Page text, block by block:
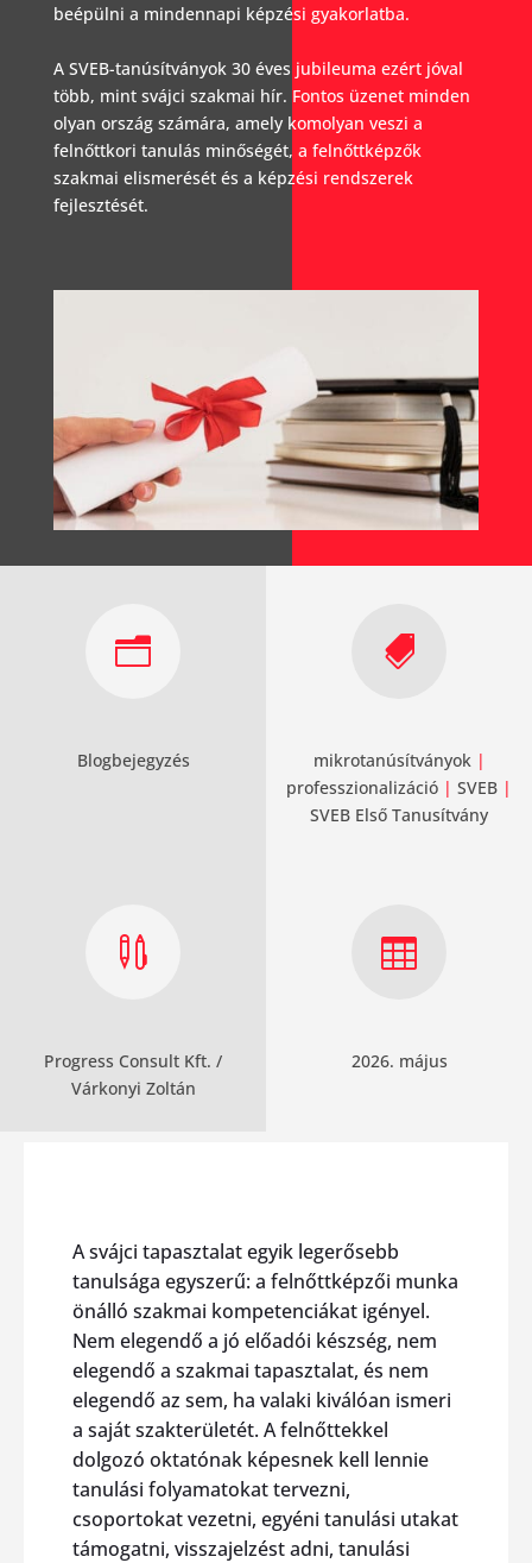
beépülni a mindennapi képzési gyakorlatba.
A SVEB-tanúsítványok 30 éves jubileuma ezért jóval
több, mint svájci szakmai hír. Fontos üzenet minden
olyan ország számára, amely komolyan veszi a
felnőttkori tanulás minőségét, a felnőttképzők
szakmai elismerését és a képzési rendszerek
fejlesztését.
n
Blogbejegyzés

mikrotanúsítványok|
professzionalizáció | SVEB |
SVEB Első Tanusítvány

Progress Consult Kft. /
Várkonyi Zoltán

2026. május
A svájci tapasztalat egyik legerősebb
tanulsága egyszerű: a felnőttképzői munka
önálló szakmai kompetenciákat igényel.
Nem elegendő a jó előadói készség, nem
elegendő a szakmai tapasztalat, és nem
elegendő az sem, ha valaki kiválóan ismeri
a saját szakterületét. A felnőttekkel
dolgozó oktatónak képesnek kell lennie
tanulási folyamatokat tervezni,
csoportokat vezetni, egyéni tanulási utakat
támogatni, visszajelzést adni, tanulási